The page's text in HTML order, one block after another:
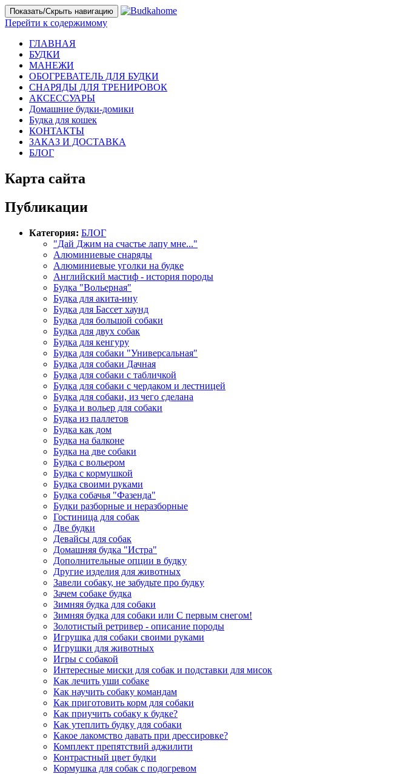
Показать/Скрыть навигацию
Перейти к содержимому
ГЛАВНАЯ
БУДКИ
МАНЕЖИ
ОБОГРЕВАТЕЛЬ ДЛЯ БУДКИ
СНАРЯДЫ ДЛЯ ТРЕНИРОВОК
АКСЕССУАРЫ
Домашние будки-домики
Будка для кошек
КОНТАКТЫ
ЗАКАЗ И ДОСТАВКА
БЛОГ
Карта сайта
Публикации
Категория: БЛОГ
"Дай Джим на счастье лапу мне..."
Алюминиевые снаряды
Алюминиевые уголки на будке
Английский мастиф - история породы
Будка "Вольерная"
Будка для акита-ину
Будка для Бассет хаунд
Будка для большой собаки
Будка для двух собак
Будка для кенгуру
Будка для собаки "Универсальная"
Будка для собаки Дачная
Будка для собаки с табличкой
Будка для собаки с чердаком и лестницей
Будка для собаки, из чего сделана
Будка и вольер для собаки
Будка из паллетов
Будка как дом
Будка на балконе
Будка на две собаки
Будка с вольером
Будка с кормушкой
Будка своими руками
Будка собачья "Фазенда"
Будки разборные и неразборные
Гостиница для собак
Две будки
Девайсы для собак
Домашняя будка "Истра"
Дополнительные опции в будку
Другие изделия для животных
Завели собаку, не забудьте про будку
Зачем собаке будка
Зимняя будка для собаки
Зимняя будка для собаки или С первым снегом!
Золотистый ретривер - описание породы
Игрушка для собаки своими руками
Игрушки для животных
Игры с собакой
Интересные миски для собак и подставки для мисок
Как лечить уши собаке
Как научить собаку командам
Как приготовить корм для собаки
Как приучить собаку к будке?
Как утеплить будку для собаки
Какое лакомство давать при дрессировке?
Комплект препятствий аджилити
Контрастный цвет будки
Кормушка для собак с подогревом